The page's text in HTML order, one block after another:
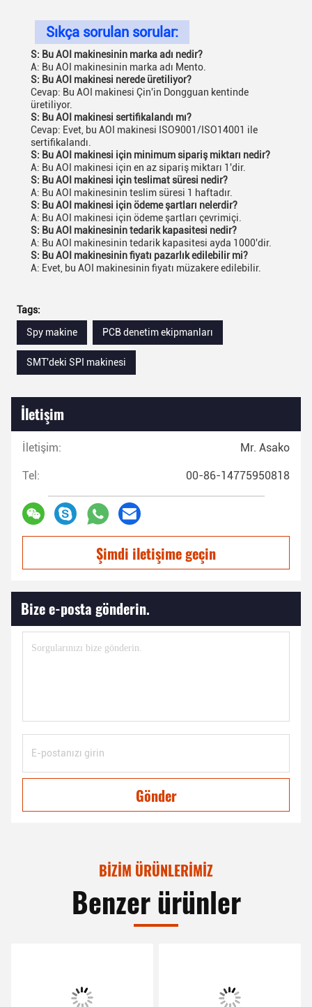
Sıkça sorulan sorular:
S: Bu AOI makinesinin marka adı nedir?
A: Bu AOI makinesinin marka adı Mento.
S: Bu AOI makinesi nerede üretiliyor?
Cevap: Bu AOI makinesi Çin'in Dongguan kentinde
üretiliyor.
S: Bu AOI makinesi sertifikalandı mı?
Cevap: Evet, bu AOI makinesi ISO9001/ISO14001 ile
sertifikalandı.
S: Bu AOI makinesi için minimum sipariş miktarı nedir?
A: Bu AOI makinesi için en az sipariş miktarı 1'dir.
S: Bu AOI makinesi için teslimat süresi nedir?
A: Bu AOI makinesinin teslim süresi 1 haftadır.
S: Bu AOI makinesi için ödeme şartları nelerdir?
A: Bu AOI makinesi için ödeme şartları çevrimiçi.
S: Bu AOI makinesinin tedarik kapasitesi nedir?
A: Bu AOI makinesinin tedarik kapasitesi ayda 1000'dir.
S: Bu AOI makinesinin fiyatı pazarlık edilebilir mi?
A: Evet, bu AOI makinesinin fiyatı müzakere edilebilir.
Tags:
Spy makine
PCB denetim ekipmanları
SMT'deki SPI makinesi
İletişim
İletişim: Mr. Asako
Tel: 00-86-14775950818
Şimdi iletişime geçin
Bize e-posta gönderin.
Gönder
BIZIM ÜRÜNLERIMIZ
Benzer ürünler